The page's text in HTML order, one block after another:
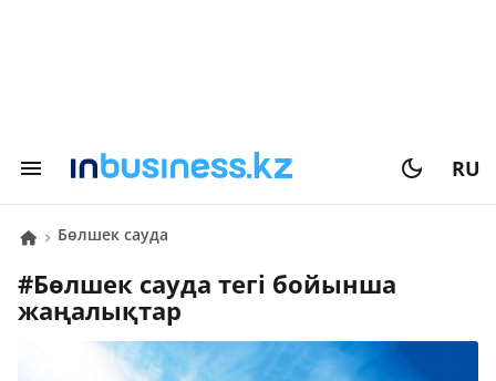
RU
Бөлшек сауда
# Бөлшек сауда тегі бойынша
жаңалықтар